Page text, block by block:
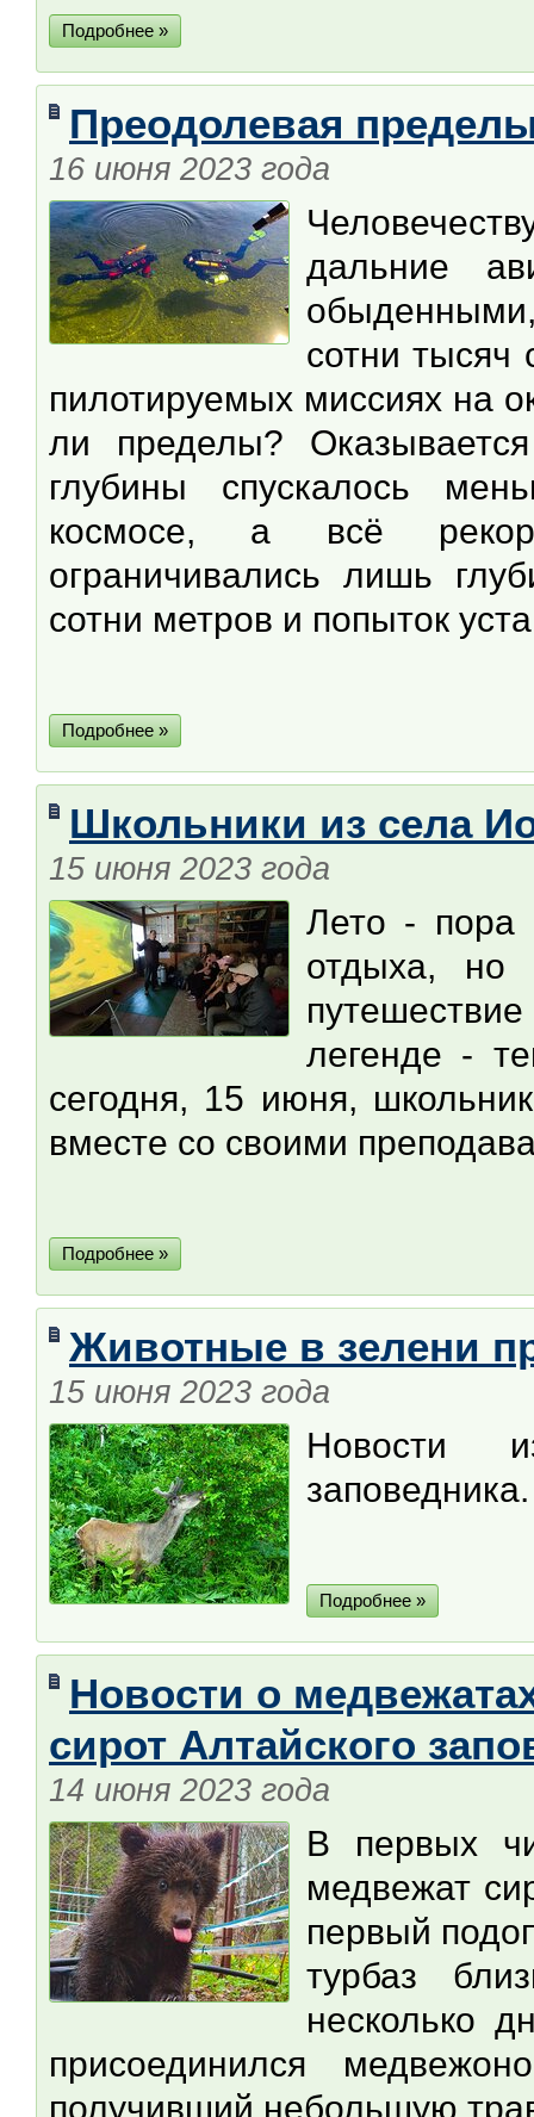
Подробнее »
Преодолевая
16 июня 2023 года
дальние
сотни тысяч
пилотируемых миссиях на
ли пределы?
глубины спускалось
космосе, а всё
ограничивались лишь
сотни метров и попыток
Подробнее »
Школьники из села
15 июня 2023 года
Лето - пора
отдыха, но
легенде -
сегодня, 15 июня,
вместе со своими
Подробнее »
Животные в зелени
15 июня 2023 года
Новости
Подробнее »
Новости о
сирот Алтайского
14 июня 2023 года
В первых
медвежат
первый
турбаз
несколько
присоединился
получивший небольшую